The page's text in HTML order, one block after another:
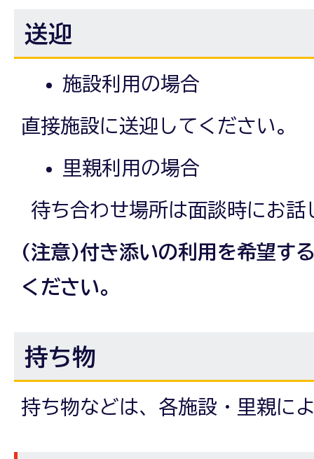
送迎
施設利用の場合
直接施設に送迎してください。
里親利用の場合
待ち合わせ場所は面談時にお話
(注意)付き添いの利用を希望す
ください。
持ち物
持ち物などは、各施設・里親に